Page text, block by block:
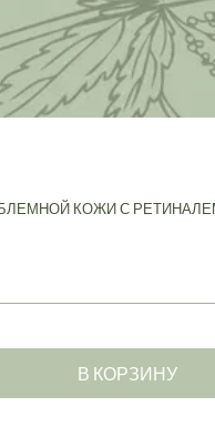
КОЖИ С
В КОРЗИНУ